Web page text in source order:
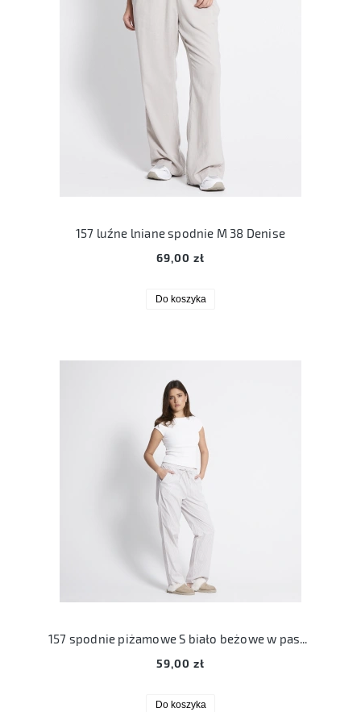
157 luźne lniane spodnie M 38 Denise
69,00 zł
Do koszyka
157 spodnie piżamowe S biało beżowe w paski 36 bawełna
59,00 zł
Do koszyka